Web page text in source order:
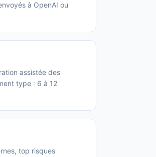
à OpenAI ou
assistée des
type : 6 à 12
top risques